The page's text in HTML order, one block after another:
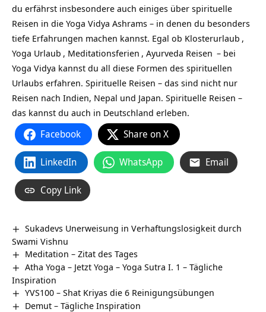
du erfährst insbesondere auch einiges über spirituelle
Reisen in die Yoga Vidya Ashrams – in denen du besonders
tiefe Erfahrungen machen kannst. Egal ob Klosterurlaub ,
Yoga Urlaub , Meditationsferien , Ayurveda Reisen – bei
Yoga Vidya kannst du all diese Formen des spirituellen
Urlaubs erfahren. Spirituelle Reisen – das sind nicht nur
Reisen nach Indien, Nepal und Japan. Spirituelle Reisen –
das kannst du auch in Deutschland erleben.
Facebook Share on X
LinkedIn WhatsApp Email
Copy Link
Sukadevs Unerweisung in Verhaftungslosigkeit durch
Swami Vishnu
Meditation – Zitat des Tages
Atha Yoga – Jetzt Yoga – Yoga Sutra I. 1 – Tägliche
Inspiration
YVS100 – Shat Kriyas die 6 Reinigungsübungen
Demut – Tägliche Inspiration